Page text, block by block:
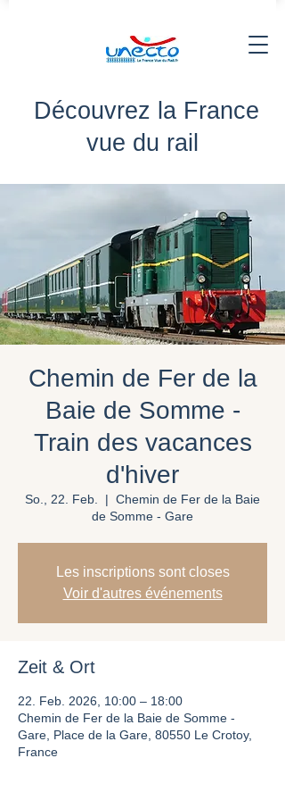
Découvrez la France
vue du rail
Chemin de Fer de la
Baie de Somme -
Train des vacances
d'hiver
So., 22. Feb.
  |
Chemin de Fer de la Baie
de Somme - Gare
Les inscriptions sont closes
Voir d'autres événements
Zeit & Ort
22. Feb. 2026, 10:00 – 18:00
Chemin de Fer de la Baie de Somme -
Gare, Place de la Gare, 80550 Le Crotoy,
France